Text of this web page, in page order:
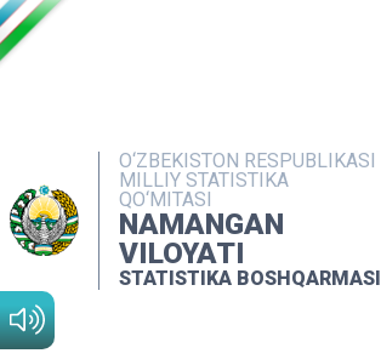
O‘ZBEKISTON RESPUBLIKASI
MILLIY STATISTIKA
QO‘MITASI
NAMANGAN
VILOYATI
STATISTIKA BOSHQARMASI
NASHRLAR
INTERAKTIV XIZMATLAR
MATBUOT XIZMATI
MUROJAATLAR